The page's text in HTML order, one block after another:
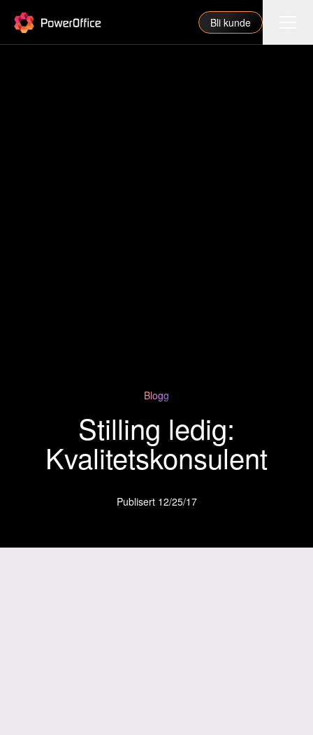
PowerOffice Bli kunde
Blogg
Stilling ledig:
Kvalitetskonsulent
Publisert 12/25/17